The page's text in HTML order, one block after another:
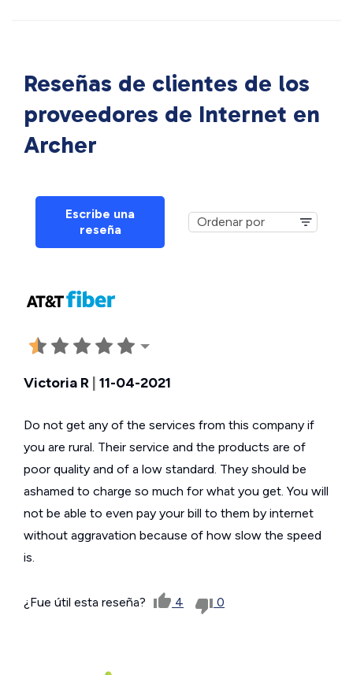
Reseñas de clientes de los
proveedores de Internet en
Archer
Escribe una
reseña
Victoria R 11-04-2021
Do not get any of the services from this company if
you are rural. Their service and the products are of
poor quality and of a low standard. They should be
ashamed to charge so much for what you get. You will
not be able to even pay your bill to them by internet
without aggravation because of how slow the speed
is.
¿Fue útil esta reseña? 4 0